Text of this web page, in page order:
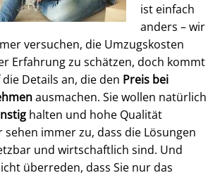
ist einfach
anders – wir
versuchen, die Umzugskosten
Erfahrung zu schätzen, doch kommt
Details an, die den Preis bei
ausmachen. Sie wollen natürlich
halten und hohe Qualität
sehen immer zu, dass die Lösungen
und wirtschaftlich sind. Und
überreden, dass Sie nur das